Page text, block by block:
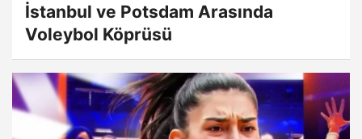
İstanbul ve Potsdam Arasında
Voleybol Köprüsü